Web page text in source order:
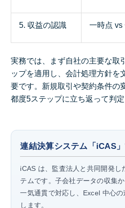
5. 収益の認識 一時点 vs
実務では、まず自社の主要な取
ップを適用し、会計処理方針を
要です。新規取引や契約条件の
都度5ステップに立ち返って判定
連結決算システム「iCAS
iCAS は、監査法人と共同開発し
テムです。子会社データの収集
一気通貫で対応し、Excel 中心
します。